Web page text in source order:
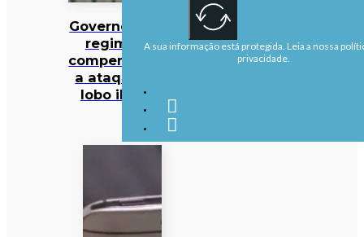
Governo altera
regime de
compensações
a ataques de
lobo ibérico
A sua informação está protegida. Leia a nossa
privacidade.